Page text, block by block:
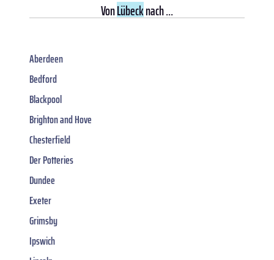
VonLübecknach ...
Aberdeen
Bedford
Blackpool
Brighton and Hove
Chesterfield
Der Potteries
Dundee
Exeter
Grimsby
Ipswich